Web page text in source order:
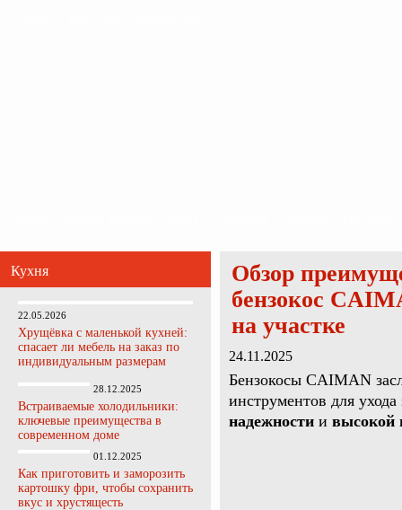
Кухня
22.05.2026
Хрущёвка с маленькой кухней:
спасает ли мебель на заказ по
индивидуальным размерам
28.12.2025
Встраиваемые холодильники:
ключевые преимущества в
современном доме
01.12.2025
Как приготовить и заморозить
картошку фри, чтобы сохранить
вкус и хрустящесть
Обзор
бензокос
на участке
24.11.2025
Бензокосы CAIMAN
инструментов для
надежности и высокой